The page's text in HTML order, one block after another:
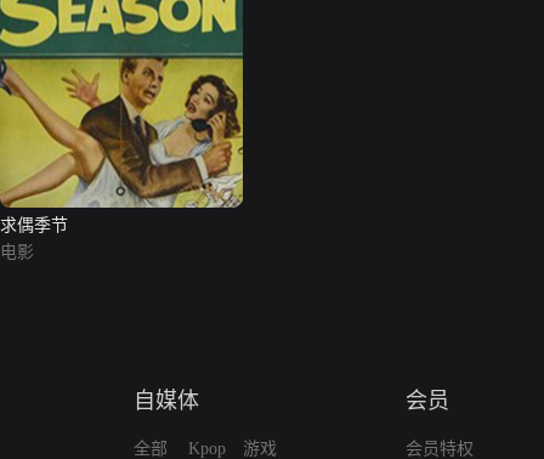
求偶季节
电影
自媒体
全部
Kpop
游戏
会员
会员特权